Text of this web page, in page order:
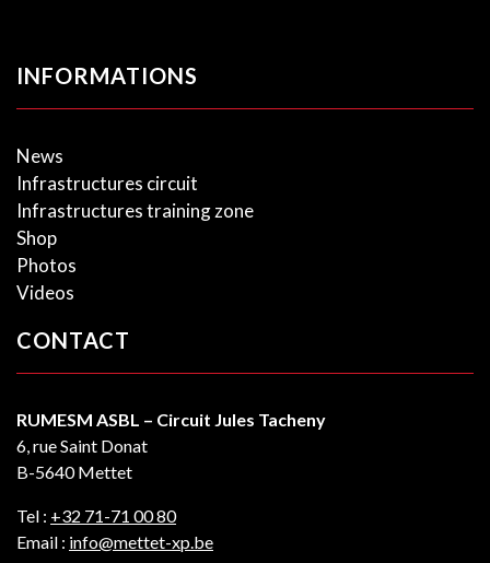
INFORMATIONS
News
Infrastructures circuit
Infrastructures training zone
Shop
Photos
Videos
CONTACT
RUMESM ASBL – Circuit Jules Tacheny
6, rue Saint Donat
B-5640 Mettet
Tel : +32 71-71 00 80
Email : info@mettet-xp.be